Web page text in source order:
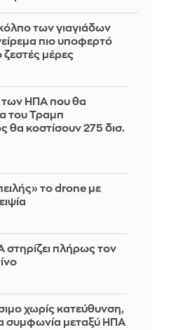
των γιαγιάδων
πιο υποφερτό
ζεστές μέρες
ΗΠΑ που θα
του Τραμπ
θα κοστίσουν 275 δισ.
το drone με
στηρίζει πλήρως τον
χωρίς κατεύθυνση,
συμφωνία μεταξύ ΗΠΑ